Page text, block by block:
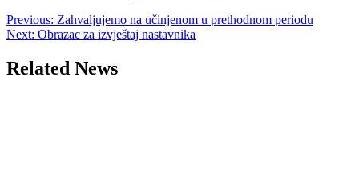
Post
navigation
Previous: Zahvaljujemo na učinjenom u prethodnom periodu
Next: Obrazac za izvještaj nastavnika
Related News